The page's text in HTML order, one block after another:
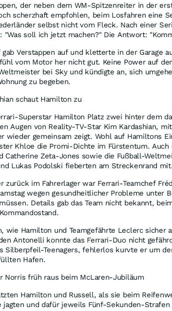
der neben dem WM-Spitzenreiter in der
scherzhaft empfohlen, beim Losfahren eine
selbst nicht vom Fleck. Nach einer
"Was soll ich jetzt machen?" Die Antwort:
gab Verstappen auf und kletterte in der Garage
vom Motor her nicht gut. Keine Power auf
bei Sky und kündigte an, sich
zu begeben.
schaut Hamilton zu
Superstar Hamilton Platz zwei hinter dem
Augen von Reality-TV-Star Kim Kardashian,
wieder gemeinsam zeigt. Wohl auf Hamiltons
Khloe die Promi-Dichte im Fürstentum.
Catherine Zeta-Jones sowie die Fußball-
Lukas Podolski fieberten am Streckenrand
zurück im Fahrerlager war Ferrari-Teamchef
wegen gesundheitlicher Probleme unter
Details gab das Team nicht bekannt,
wie Hamilton und Teamgefährte Leclerc sicher
Antonelli konnte das Ferrari-Duo nicht
Silberpfeil-Teenagers, fehlerlos kurvte er um
Hafen.
Norris früh raus beim McLaren-Jubiläum
Hamilton und Russell, als sie beim
jagten und dafür jeweils Fünf-Sekunden-